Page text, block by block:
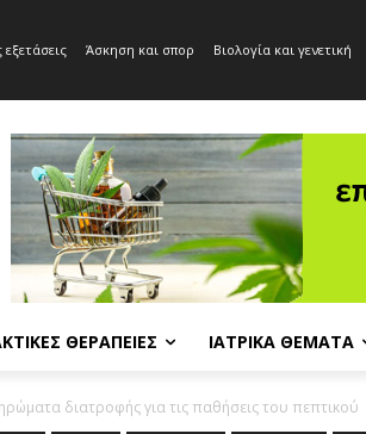
Άσκηση και σπορ Βιολογία και γενετική
ΘΕΡΑΠΕΊΕΣ ΙΑΤΡΙΚΆ ΘΈΜΑΤΑ
διατροφής για τις παθήσεις του πεπτικού